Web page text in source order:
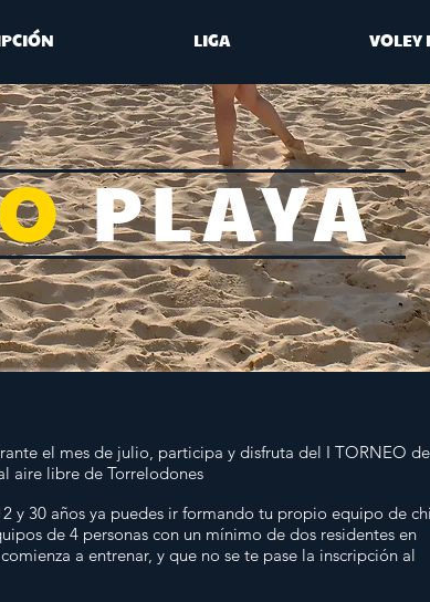
LIGA VOLEY
PLAYA
el mes de julio, participa y disfruta del I TORNEO de
aire libre de Torrelodones
y 30 años ya puedes ir formando tu propio equipo de
de 4 personas con un mínimo de dos residentes en
a entrenar, y que no se te pase la inscripción al